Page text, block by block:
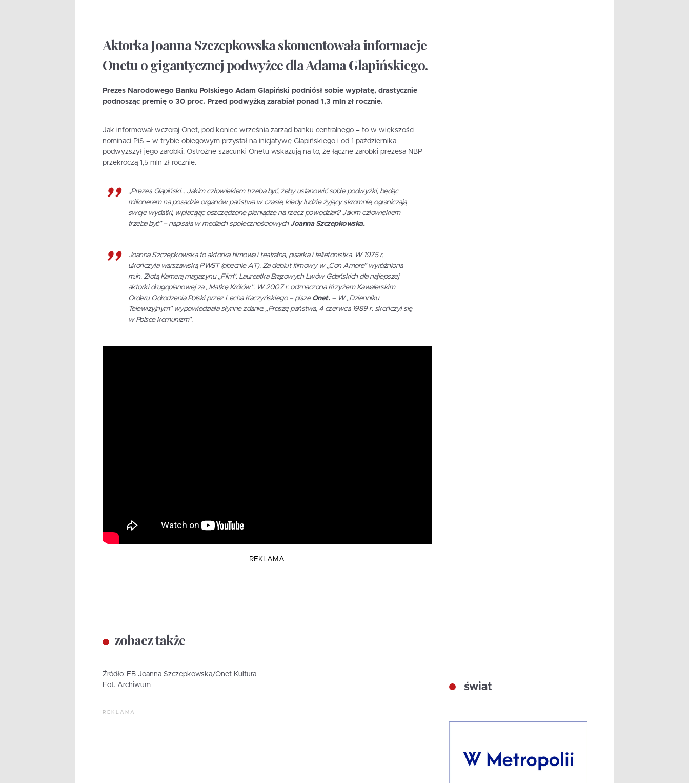
Aktorka Joanna Szczepkowska skomentowała informacje
Onetu o gigantycznej podwyżce dla Adama Glapińskiego.
Prezes Narodowego Banku Polskiego Adam Glapiński podniósł sobie wypłatę, drastycznie
podnosząc premię o 30 proc. Przed podwyżką zarabiał ponad 1,3 mln zł rocznie.
Jak informował wczoraj Onet, pod koniec września zarząd banku centralnego – to w większości
nominaci PiS – w trybie obiegowym przystał na inicjatywę Glapińskiego i od 1 października
podwyższył jego zarobki. Ostrożne szacunki Onetu wskazują na to, że łączne zarobki prezesa NBP
przekroczą 1,5 mln zł rocznie.
„Prezes Glapiński… Jakim człowiekiem trzeba być, żeby ustanowić sobie podwyżki, będąc
milionerem na posadzie organów państwa w czasie, kiedy ludzie żyjący skromnie, ograniczają
swoje wydatki, wpłacając oszczędzone pieniądze na rzecz powodzian? Jakim człowiekiem
trzeba być” – napisała w mediach społecznościowych Joanna Szczepkowska.
Joanna Szczepkowska to aktorka filmowa i teatralna, pisarka i felietonistka. W 1975 r.
ukończyła warszawską PWST (obecnie AT). Za debiut filmowy w „Con Amore” wyróżniona
m.in. Złotą Kamerą magazynu „Film”. Laureatka Brązowych Lwów Gdańskich dla najlepszej
aktorki drugoplanowej za „Matkę Królów”. W 2007 r. odznaczona Krzyżem Kawalerskim
Orderu Odrodzenia Polski przez Lecha Kaczyńskiego – piszeOnet. – W „Dzienniku
Telewizyjnym” wypowiedziała słynne zdanie: „Proszę państwa, 4 czerwca 1989 r. skończył się
w Polsce komunizm”.
REKLAMA
zobacz także
Źródło: FB Joanna Szczepkowska/Onet Kultura
Fot. Archiwum
REKLAMA
świat